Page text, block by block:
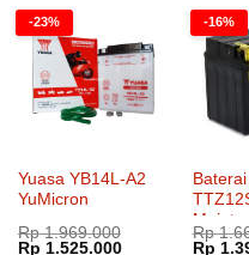
Rp
-23%
Yuasa YB14L-A2
YuMicron
Rp1.969.000
Harga
Rp 1.525.000Harga
-16%
Rp
Harga
Rp